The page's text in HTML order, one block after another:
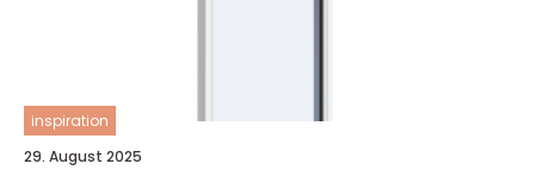
inspiration
29. August 2025